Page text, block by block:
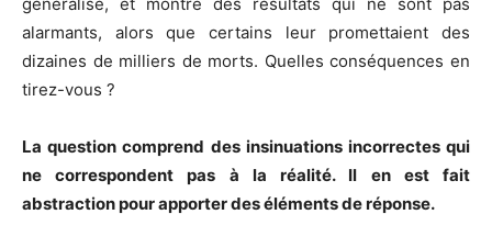
alarmants, alors que certains leur promettaient des
dizaines de milliers de morts. Quelles conséquences en
tirez-vous ?
La question comprend des insinuations incorrectes qui
ne correspondent pas à la réalité. Il en est fait
abstraction pour apporter des éléments de réponse.